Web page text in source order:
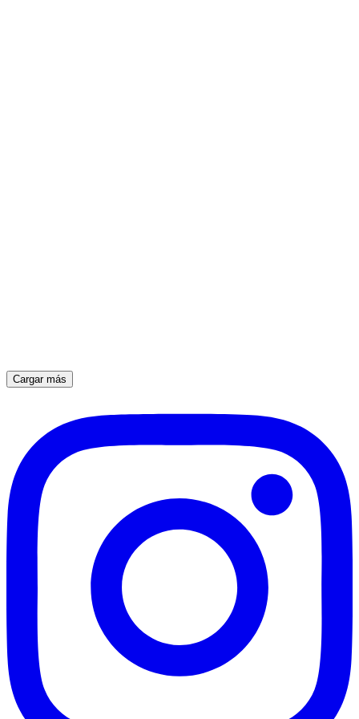
Cargar más